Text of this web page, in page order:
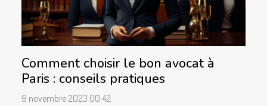
Comment choisir le bon avocat à
Paris : conseils pratiques
9 novembre 2023 00:42